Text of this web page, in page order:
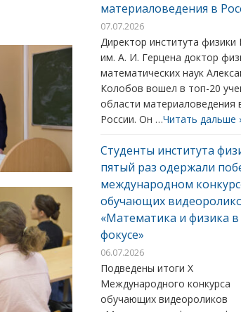
материаловедения в
07.07.2026
Директор института физики
им. А. И. Герцена доктор
математических наук
Колобов вошел в топ-20
области материаловедения
России. Он …Читать дальше
Студенты института
пятый раз одержали
международном
обучающих
«Математика и физика в
фокусе»
06.07.2026
Подведены итоги X
Международного конкурса
обучающих видеороликов